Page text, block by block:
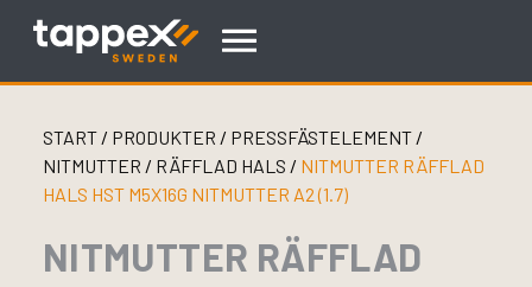
START/ PRODUKTER / PRESSFÄSTELEMENT /
NITMUTTER / RÄFFLAD HALS / NITMUTTER RÄFFLAD
HALS HST M5X16G NITMUTTER A2 (1.7)
NITMUTTER RÄFFLAD